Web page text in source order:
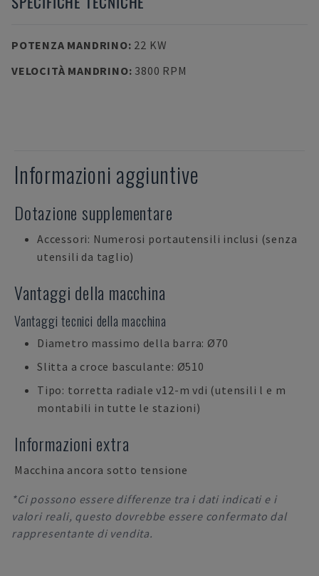
POTENZA MANDRINO: 22 KW
VELOCITÀ MANDRINO: 3800 RPM
Informazioni aggiuntive
Dotazione supplementare
Accessori: Numerosi portautensili inclusi (senza
utensili da taglio)
Vantaggi della macchina
Vantaggi tecnici della macchina
Diametro massimo della barra: Ø70
Slitta a croce basculante: Ø510
Tipo: torretta radiale v12-m vdi (utensili l e m
montabili in tutte le stazioni)
Informazioni extra
Macchina ancora sotto tensione
*Ci possono essere differenze tra i dati indicati e i
valori reali, questo dovrebbe essere confermato dal
rappresentante di vendita.